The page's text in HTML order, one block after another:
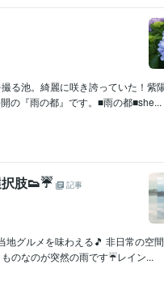
る池。綺麗に咲き誇っていた！紫
の『雨の都』です。■雨の都■she...
肢👟☔
記事
グルメを味わえる🎵 非日常の空
のなのが突然の雨です☔レイン...